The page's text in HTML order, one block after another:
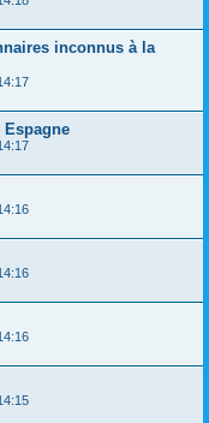
inconnus à la